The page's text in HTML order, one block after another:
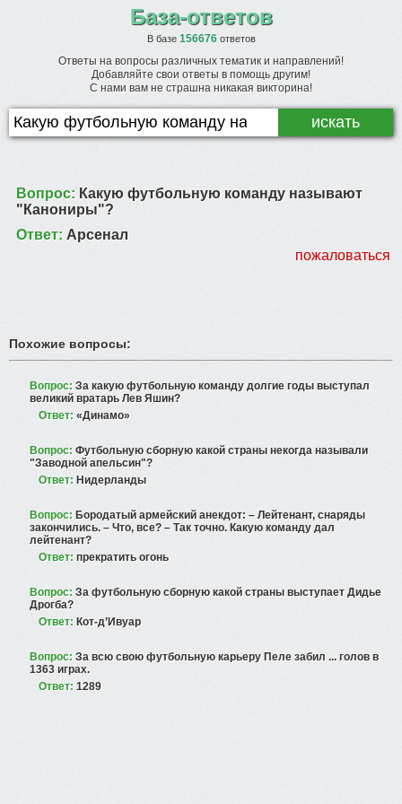
База-ответов
В базе 156676ответов
Ответы на вопросы различных тематик и направлений!
Добавляйте свои ответы в помощь другим!
С нами вам не страшна никакая викторина!
Вопрос: Какую футбольную команду называют
"Канониры"?
Ответ: Арсенал
пожаловаться
Похожие вопросы:
Вопрос: За какую футбольную команду долгие годы выступал
великий вратарь Лев Яшин?
Ответ: «Динамо»
Вопрос: Футбольную сборную какой страны некогда называли
"Заводной апельсин"?
Ответ: Нидерланды
Вопрос: Бородатый армейский анекдот: – Лейтенант, снаряды
закончились. – Что, все? – Так точно. Какую команду дал
лейтенант?
Ответ: прекратить огонь
Вопрос: За футбольную сборную какой страны выступает Дидье
Дрогба?
Ответ: Кот-д’Ивуар
Вопрос: За всю свою футбольную карьеру Пеле забил ... голов в
1363 играх.
Ответ: 1289